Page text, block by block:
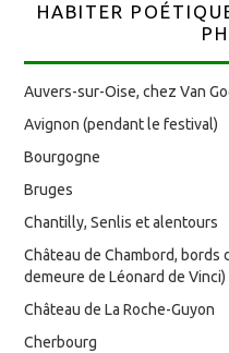
HABITER
Auvers-sur-Oise, chez Van
Avignon (pendant le festival)
Bourgogne
Bruges
Chantilly, Senlis et alentours
Château de Chambord, bords
demeure de Léonard de Vinci)
Château de La Roche-Guyon
Cherbourg